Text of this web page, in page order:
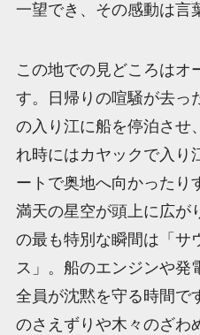
一望でき、その感動は言
この地での見どころはオ
す。日帰りの喧騒が去っ
の入り江に船を停泊させ
れ時にはカヤックで入り
ートで奥地へ向かったり
満天の星空が頭上に広が
の最も特別な瞬間は「サ
ス」。船のエンジンや発
全員が沈黙を守る時間で
のさえずりや木々のざわ